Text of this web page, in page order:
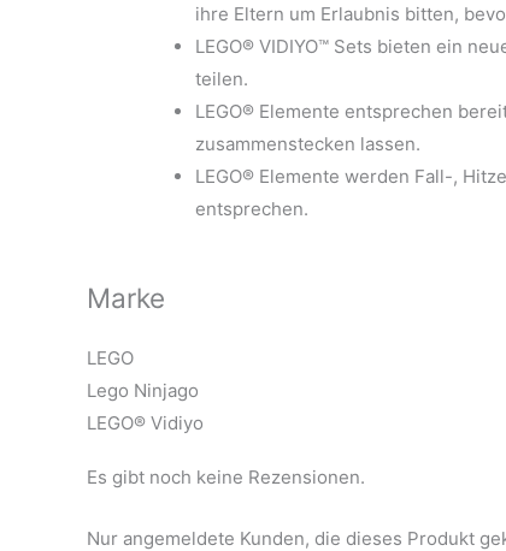
ihre Eltern um Erlaubnis bitten,
LEGO® VIDIYO™ Sets bieten ein
teilen.
LEGO® Elemente entsprechen
zusammenstecken lassen.
LEGO® Elemente werden Fall-,
entsprechen.
Marke
LEGO
Lego Ninjago
LEGO® Vidiyo
Es gibt noch keine Rezensionen.
Nur angemeldete Kunden, die dieses Produkt